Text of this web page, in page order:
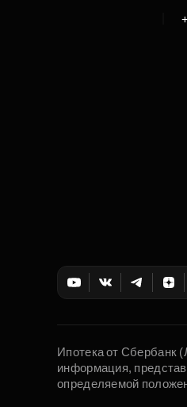
Ипотека от Сбербанк
информация,
определяемой